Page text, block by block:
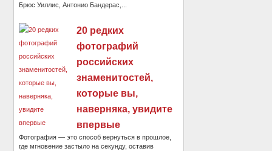
Брюс Уиллис, Антонио Бандерас,...
20 редких
фотографий
российских
знаменитостей,
которые вы,
наверняка, увидите
впервые
Фотография — это способ вернуться в прошлое,
где мгновение застыло на секунду, оставив